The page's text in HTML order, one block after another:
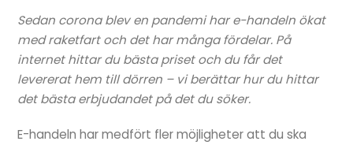
Sedan corona blev en pandemi har e-handeln ökat
med raketfart och det har många fördelar. På
internet hittar du bästa priset och du får det
levererat hem till dörren – vi berättar hur du hittar
det bästa erbjudandet på det du söker.
E-handeln har medfört fler möjligheter att du ska